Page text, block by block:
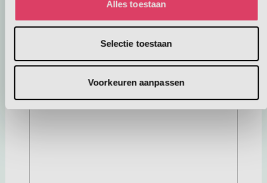
Alles toestaan
Selectie toestaan
Voorkeuren aanpassen